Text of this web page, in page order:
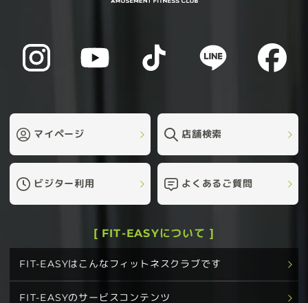
マイページ 店舗検索
ビジター利用 よくあるご質問
[ FIT-EASYについて ]
FIT-EASYはこんなフィットネスクラブです
FIT-EASYのサービスコンテンツ